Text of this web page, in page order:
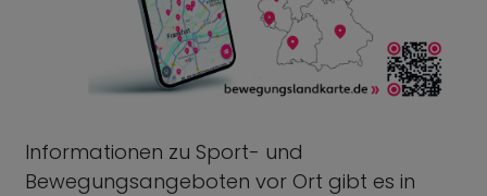
Informationen zu Sport- und
Bewegungsangeboten vor Ort gibt es in